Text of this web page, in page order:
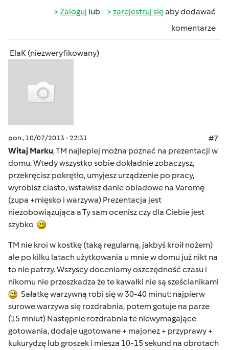
Zaloguj lub zarejestruj sięaby dodawać
komentarze
ElaK (niezweryfikowany)
pon., 10/07/2013 - 22:31
#7
Witaj Marku, TM najlepiej można poznać na prezentacji w
domu. Wtedy wszystko sobie dokładnie zobaczysz,
przekręcisz pokrętło, umyjesz urządzenie po pracy,
wyrobisz ciasto, wstawisz danie obiadowe na Varomę
(zupa +mięsko i warzywa) Prezentacja jest
niezobowiązująca a Ty sam ocenisz czy dla Ciebie jest
szybko
TM nie kroi w kostkę (taką regularną, jakbyś kroił nożem)
ale po kilku latach użytkowania u mnie w domu już nikt na
to nie patrzy. Wszyscy doceniamy oszczędność czasu i
nikomu nie przeszkadza że te kawałki nie są sześcianikami
Sałatkę warzywną robi się w 30-40 minut: najpierw
surowe warzywa się rozdrabnia, potem gotuje na parze
(15 mniut) Następnie rozdrabnia te niewymagające
gotowania, dodaje ugotowane + majonez + przyprawy +
kukurydzę lub groszek i miesza 10-15 sekund na obrotach